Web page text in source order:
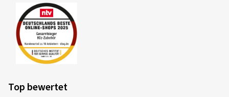
Top bewertet